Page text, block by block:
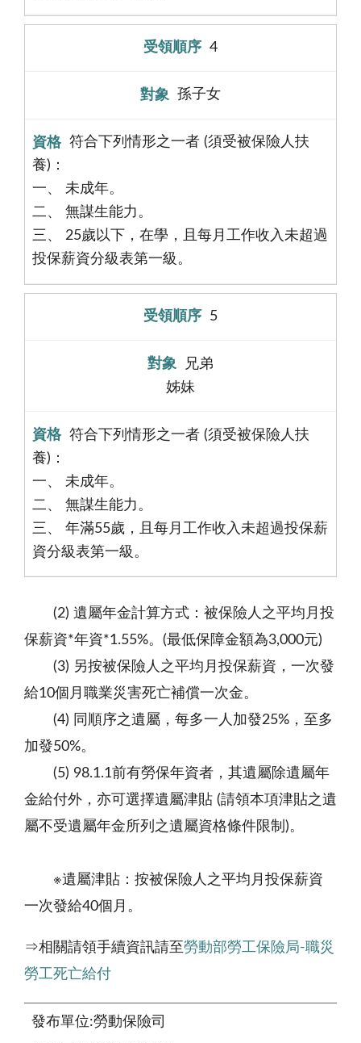
4
孫子女
符合下列情形之一者 (須受被保險人扶
養)：
一、 未成年。
二、 無謀生能力。
三、 25歲以下，在學，且每月工作收入未超過
投保薪資分級表第一級。
5
兄弟
姊妹
符合下列情形之一者 (須受被保險人扶
養)：
一、 未成年。
二、 無謀生能力。
三、 年滿55歲 ，且每月工作收入未超過投保薪
資分級表第一級。
(2) 遺屬年金計算方式：被保險人之平均月投
保薪資*年資*1.55%。(最低保障金額為3,000元)
(3) 另按被保險人之平均月投保薪資，一次發
給10個月職業災害死亡補償一次金。
(4) 同順序之遺屬，每多一人加發25%，至多
加發50%。
(5) 98.1.1前有勞保年資者，其遺屬除遺屬年
金給付外，亦可選擇遺屬津貼 (請領本項津貼之遺
屬不受遺屬年金所列之遺屬資格條件限制)。
※遺屬津貼：按被保險人之平均月投保薪資
一次發給40個月。
⇒相關請領手續資訊請至勞動部勞工保險局-職災
勞工死亡給付
發布單位:勞動保險司